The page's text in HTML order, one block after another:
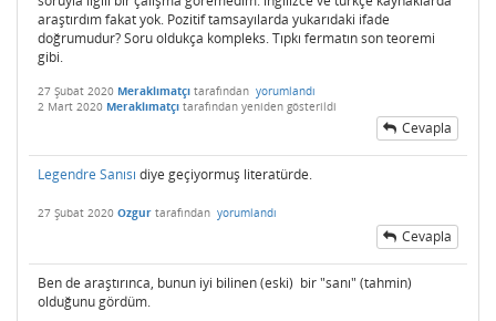
araştırdım fakat yok. Pozitif tamsayılarda yukarıdaki ifade
doğrumudur? Soru oldukça kompleks. Tıpkı fermatın son teoremi
gibi.
27 Şubat 2020 Meraklımatçı tarafından yorumlandı
2 Mart 2020 Meraklımatçı tarafından yeniden gösterildi
Cevapla
Legendre Sanısı diye geçiyormuş literatürde.
27 Şubat 2020 Ozgur tarafından yorumlandı
Cevapla
Ben de araştırınca, bunun iyi bilinen (eski) bir "sanı" (tahmin)
olduğunu gördüm.